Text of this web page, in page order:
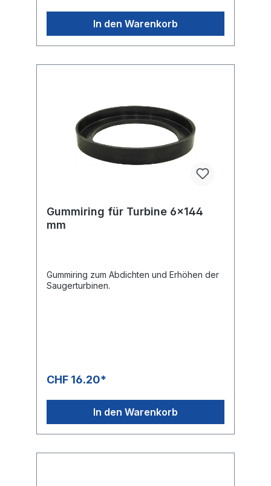
In den Warenkorb
Gummiring für Turbine 6x144
mm
Gummiring zum Abdichten und Erhöhen der
Saugerturbinen.
CHF 16.20*
In den Warenkorb